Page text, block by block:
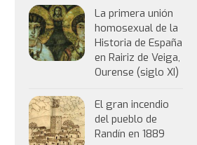
La primera unión
homosexual de la
Historia de España
en Rairiz de Veiga,
Ourense (siglo XI)
El gran incendio
del pueblo de
Randín en 1889